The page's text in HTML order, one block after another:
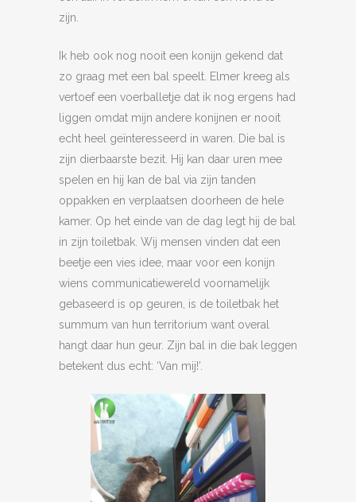
zijn.
Ik heb ook nog nooit een konijn gekend dat
zo graag met een bal speelt. Elmer kreeg als
vertoef een voerballetje dat ik nog ergens had
liggen omdat mijn andere konijnen er nooit
echt heel geïnteresseerd in waren. Die bal is
zijn dierbaarste bezit. Hij kan daar uren mee
spelen en hij kan de bal via zijn tanden
oppakken en verplaatsen doorheen de hele
kamer. Op het einde van de dag legt hij de bal
in zijn toiletbak. Wij mensen vinden dat een
beetje een vies idee, maar voor een konijn
wiens communicatiewereld voornamelijk
gebaseerd is op geuren, is de toiletbak het
summum van hun territorium want overal
hangt daar hun geur. Zijn bal in die bak leggen
betekent dus echt: ‘Van mij!’.